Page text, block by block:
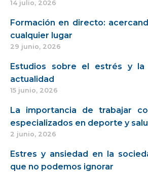
14 julio, 2026
Formación en directo:
cualquier lugar
29 junio, 2026
Estudios sobre el estrés y la
actualidad
15 junio, 2026
La importancia de trabajar
especializados en deporte y
2 junio, 2026
Estres y ansiedad en la
que no podemos ignorar